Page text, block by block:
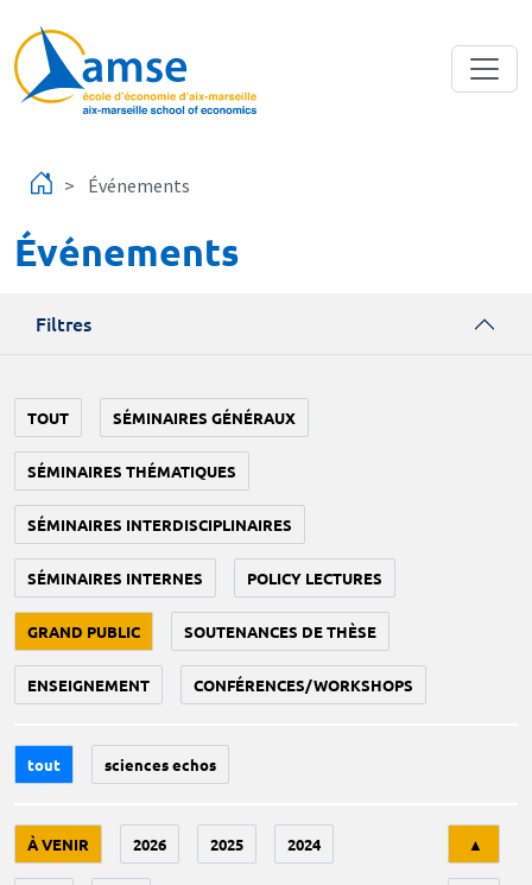
Événements
Événements
Filtres
TOUT SÉMINAIRES GÉNÉRAUX
SÉMINAIRES THÉMATIQUES
SÉMINAIRES INTERDISCIPLINAIRES
SÉMINAIRES INTERNES POLICY LECTURES
GRAND PUBLIC SOUTENANCES DE THÈSE
ENSEIGNEMENT CONFÉRENCES/WORKSHOPS
tout sciences echos
À VENIR 2026 2025 2024 ▲